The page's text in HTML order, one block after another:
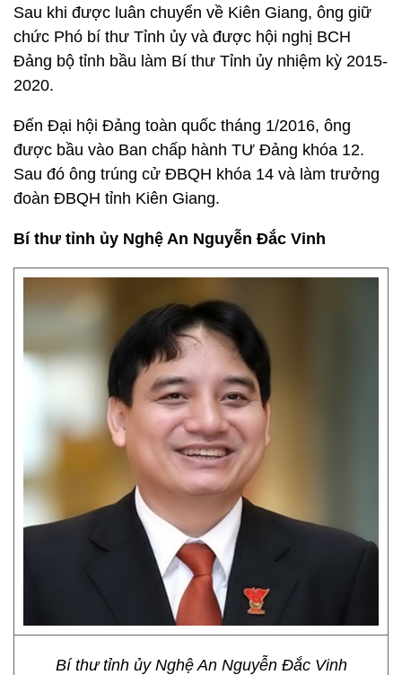
Sau khi được luân chuyển về Kiên Giang, ông giữ
chức Phó bí thư Tỉnh ủy và được hội nghị BCH
Đảng bộ tỉnh bầu làm Bí thư Tỉnh ủy nhiệm kỳ 2015-
2020.
Đến Đại hội Đảng toàn quốc tháng 1/2016, ông
được bầu vào Ban chấp hành TƯ Đảng khóa 12.
Sau đó ông trúng cử ĐBQH khóa 14 và làm trưởng
đoàn ĐBQH tỉnh Kiên Giang.
Bí thư tỉnh ủy Nghệ An Nguyễn Đắc Vinh
Bí thư tỉnh ủy Nghệ An Nguyễn Đắc Vinh